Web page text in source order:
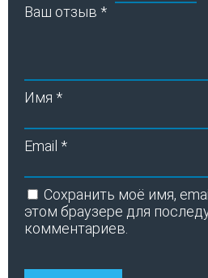
Ваш отзыв *
Имя *
Email *
Сохранить моё имя,
этом браузере для
комментариев.